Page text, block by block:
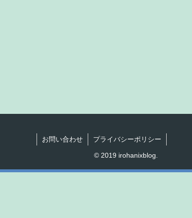
お問い合わせ プライバシーポリシー
© 2019 irohanixblog.